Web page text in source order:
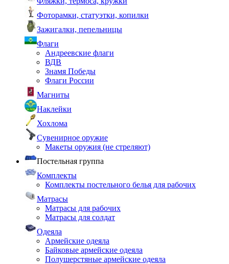
Фоторамки, статуэтки, копилки
Зажигалки, пепельницы
Флаги
Андреевские флаги
ВДВ
Знамя Победы
Флаги России
Магниты
Наклейки
Хохлома
Сувенирное оружие
Макеты оружия (не стреляют)
Постельная группа
Комплекты
Комплекты постельного белья для рабочих
Матрасы
Матрасы для рабочих
Матрасы для солдат
Одеяла
Армейские одеяла
Байковые армейские одеяла
Полушерстяные армейские одеяла